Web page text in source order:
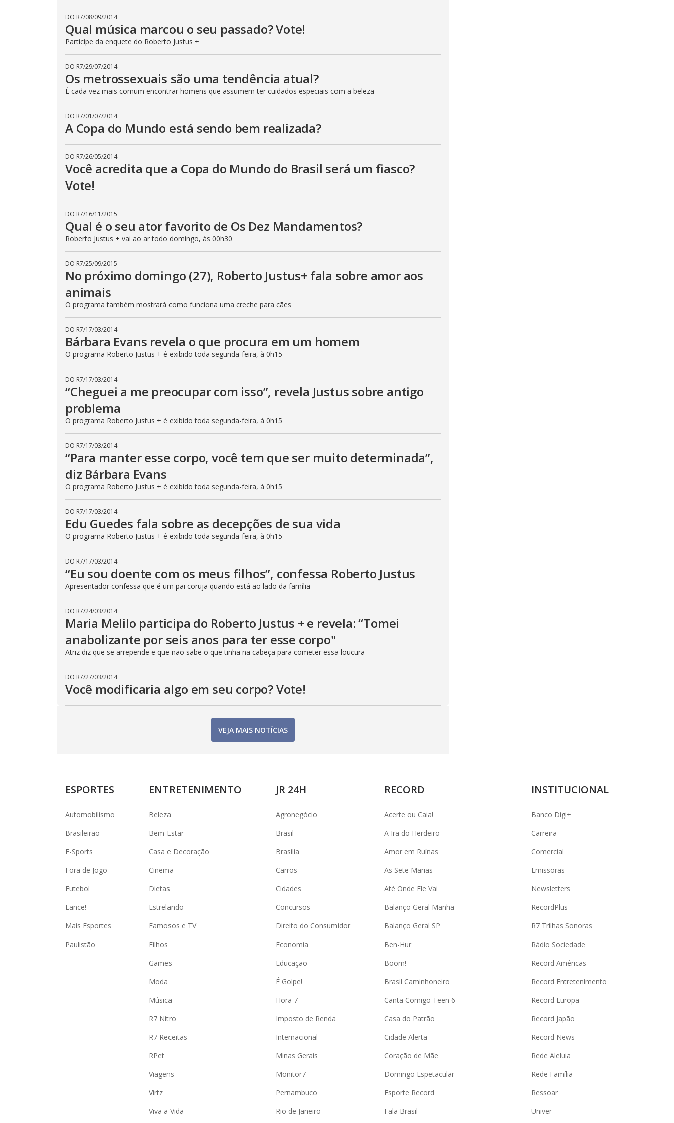
i
d
e
o
DO R7/08/09/2014
Qual música marcou o seu passado? Vote!
Participe da enquete do Roberto Justus +
DO R7/29/07/2014
Os metrossexuais são uma tendência atual?
É cada vez mais comum encontrar homens que assumem ter cuidados especiais com a beleza
DO R7/01/07/2014
A Copa do Mundo está sendo bem realizada?
DO R7/26/05/2014
Você acredita que a Copa do Mundo do Brasil será um fiasco?
Vote!
DO R7/16/11/2015
Qual é o seu ator favorito de Os Dez Mandamentos?
Roberto Justus + vai ao ar todo domingo, às 00h30
DO R7/25/09/2015
No próximo domingo (27), Roberto Justus+ fala sobre amor aos
animais
O programa também mostrará como funciona uma creche para cães
DO R7/17/03/2014
Bárbara Evans revela o que procura em um homem
O programa Roberto Justus + é exibido toda segunda-feira, à 0h15
DO R7/17/03/2014
“Cheguei a me preocupar com isso”, revela Justus sobre antigo
problema
O programa Roberto Justus + é exibido toda segunda-feira, à 0h15
DO R7/17/03/2014
“Para manter esse corpo, você tem que ser muito determinada”,
diz Bárbara Evans
O programa Roberto Justus + é exibido toda segunda-feira, à 0h15
DO R7/17/03/2014
Edu Guedes fala sobre as decepções de sua vida
O programa Roberto Justus + é exibido toda segunda-feira, à 0h15
DO R7/17/03/2014
“Eu sou doente com os meus filhos”, confessa Roberto Justus
Apresentador confessa que é um pai coruja quando está ao lado da família
DO R7/24/03/2014
Maria Melilo participa do Roberto Justus + e revela: “Tomei
anabolizante por seis anos para ter esse corpo"
Atriz diz que se arrepende e que não sabe o que tinha na cabeça para cometer essa loucura
DO R7/27/03/2014
Você modificaria algo em seu corpo? Vote!
VEJA MAIS NOTÍCIAS
ESPORTES
Automobilismo
Brasileirão
E-Sports
Fora de Jogo
Futebol
Lance!
Mais Esportes
Paulistão
ENTRETENIMENTO
Beleza
Bem-Estar
Casa e Decoração
Cinema
Dietas
Estrelando
Famosos e TV
Filhos
Games
Moda
Música
R7 Nitro
R7 Receitas
RPet
Viagens
Virtz
Viva a Vida
JR 24H
Agronegócio
Brasil
Brasília
Carros
Cidades
Concursos
Direito do Consumidor
Economia
Educação
É Golpe!
Hora 7
Imposto de Renda
Internacional
Minas Gerais
Monitor7
Pernambuco
Rio de Janeiro
RECORD
Acerte ou Caia!
A Ira do Herdeiro
Amor em Ruínas
As Sete Marias
Até Onde Ele Vai
Balanço Geral Manhã
Balanço Geral SP
Ben-Hur
Boom!
Brasil Caminhoneiro
Canta Comigo Teen 6
Casa do Patrão
Cidade Alerta
Coração de Mãe
Domingo Espetacular
Esporte Record
Fala Brasil
INSTITUCIONAL
Banco Digi+
Carreira
Comercial
Emissoras
Newsletters
RecordPlus
R7 Trilhas Sonoras
Rádio Sociedade
Record Américas
Record Entretenimento
Record Europa
Record Japão
Record News
Rede Aleluia
Rede Família
Ressoar
Univer